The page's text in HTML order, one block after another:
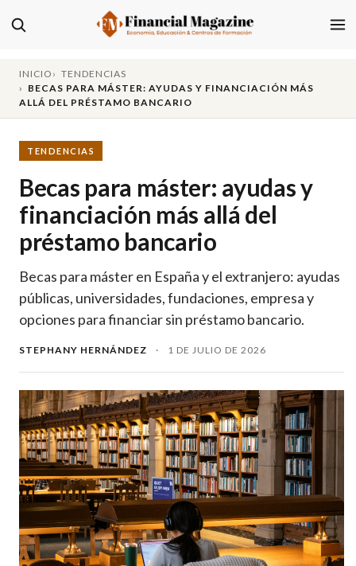
INICIO
TENDENCIAS
BECAS PARA MÁSTER: AYUDAS Y FINANCIACIÓN MÁS
ALLÁ DEL PRÉSTAMO BANCARIO
TENDENCIAS
Becas para máster: ayudas y
financiación más allá del
préstamo bancario
Becas para máster en España y el extranjero: ayudas
públicas, universidades, fundaciones, empresa y
opciones para financiar sin préstamo bancario.
STEPHANY HERNÁNDEZ · 1 DE JULIO DE 2026